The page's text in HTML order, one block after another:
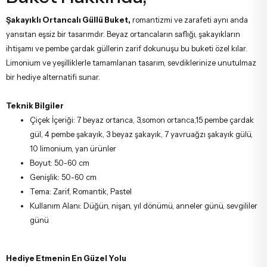
Şakayıklı Ortancalı Güllü Buket, romantizmi ve zarafeti aynı anda
yansıtan eşsiz bir tasarımdır. Beyaz ortancaların saflığı, şakayıkların
ihtişamı ve pembe çardak güllerin zarif dokunuşu bu buketi özel kılar.
Limonium ve yeşilliklerle tamamlanan tasarım, sevdiklerinize unutulmaz
bir hediye alternatifi sunar.
Teknik Bilgiler
Çiçek İçeriği: 7 beyaz ortanca, 3,somon ortanca,15 pembe çardak
gül, 4 pembe şakayık, 3 beyaz şakayık, 7 yavruağzı şakayık gülü,
10 limonium, yan ürünler
Boyut: 50-60 cm
Genişlik: 50-60 cm
Tema: Zarif, Romantik, Pastel
Kullanım Alanı: Düğün, nişan, yıl dönümü, anneler günü, sevgililer
günü
Hediye Etmenin En Güzel Yolu